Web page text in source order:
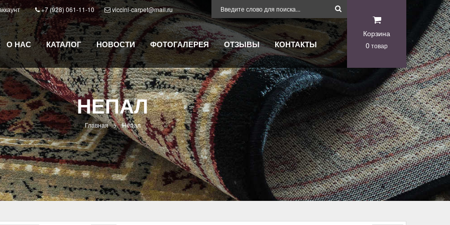
+7 (928) 061-11-10 viccini-carpet@mail.ru
О НАС КАТАЛОГ НОВОСТИ ФОТОГАЛЕРЕЯ ОТЗЫВЫ КОНТАКТЫ
Корзина
0 товар
НЕПАЛ
Главная > Непал